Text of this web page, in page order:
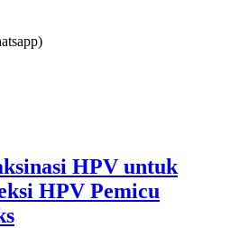
HPV untuk
HPV Pemicu